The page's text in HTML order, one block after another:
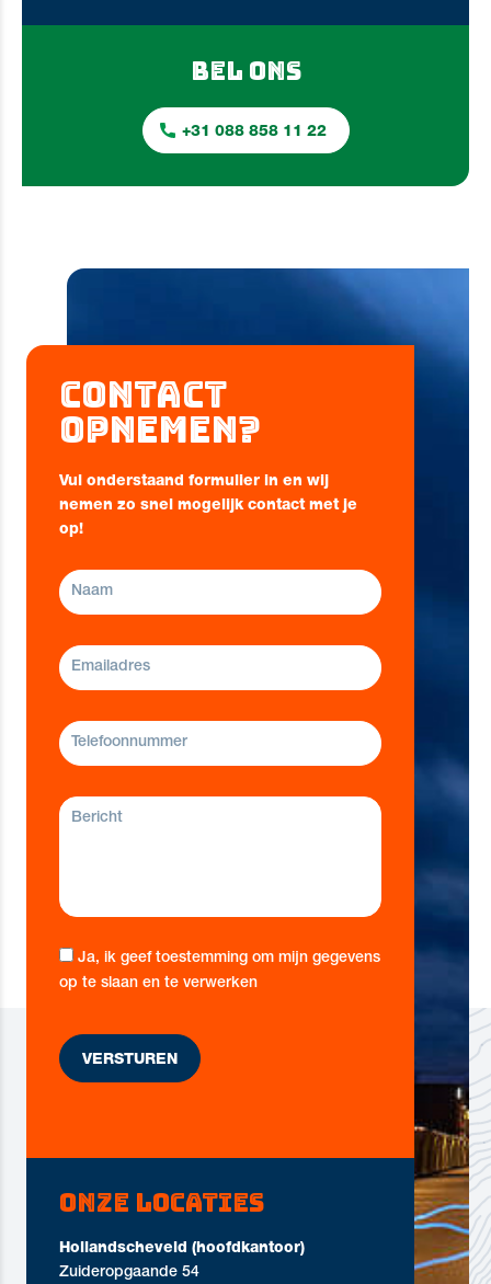
BEL ONS
+31 088 858 11 22
Contact
opnemen?
Vul onderstaand formulier in en wij
nemen zo snel mogelijk contact met je
op!
Ja, ik geef toestemming om mijn gegevens
op te slaan en te verwerken
Onze locaties
Hollandscheveld (hoofdkantoor)
Zuideropgaande 54